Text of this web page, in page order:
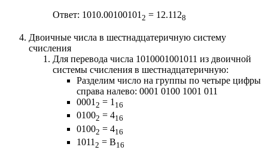
Ответ: 1010.00100101 2 = 12.1128
Двоичные числа в шестнадцатеричную систему
счисления
Для перевода числа 1010001001011 из двоичной
системы счисления в шестнадцатеричную:
Разделим число на группы по четыре цифры
справа налево: 0001 0100 1001 011
0001 2 = 1 16
01002 = 416
01002 = 416
1011 2 = B16